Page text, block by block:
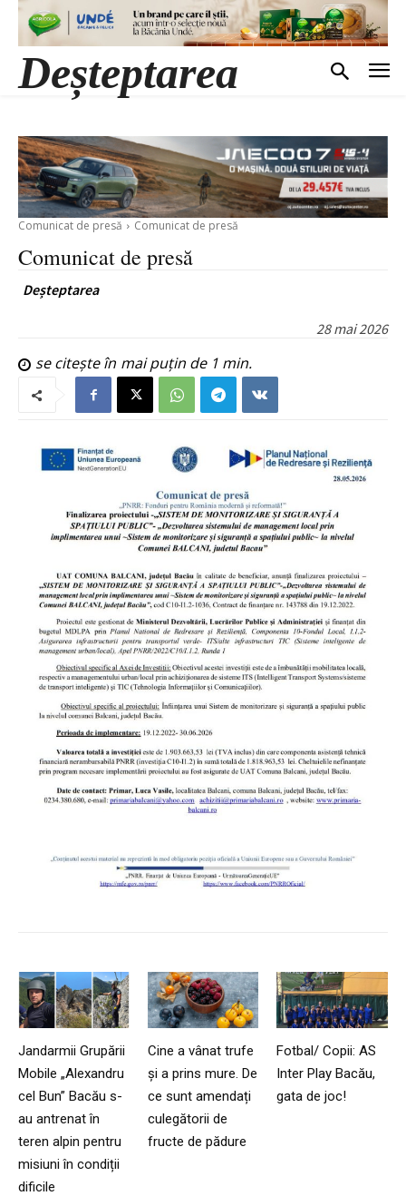
Deșteptarea
Comunicat de presă Comunicat de presă
Comunicat de presă
Deșteptarea
28 mai 2026
se citește în mai puțin de 1 min.
Jandarmii Grupării
Mobile „Alexandru
cel Bun” Bacău s-
au antrenat în
teren alpin pentru
misiuni în condiții
dificile
Cine a vânat trufe
și a prins mure. De
ce sunt amendați
culegătorii de
fructe de pădure
Fotbal/ Copii: AS
Inter Play Bacău,
gata de joc!